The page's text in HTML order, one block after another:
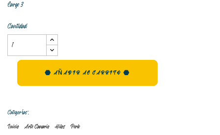
Large 3
Cantidad
AÑADIR AL CARRITO
Categorías:
Inicio Arte Canario Hilos Perle